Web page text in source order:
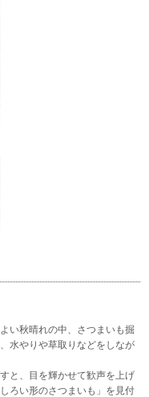
い秋晴れの中、さつまいも掘
水やりや草取りなどをしなが
と、目を輝かせて歓声を上げ
ろい形のさつまいも」を見付